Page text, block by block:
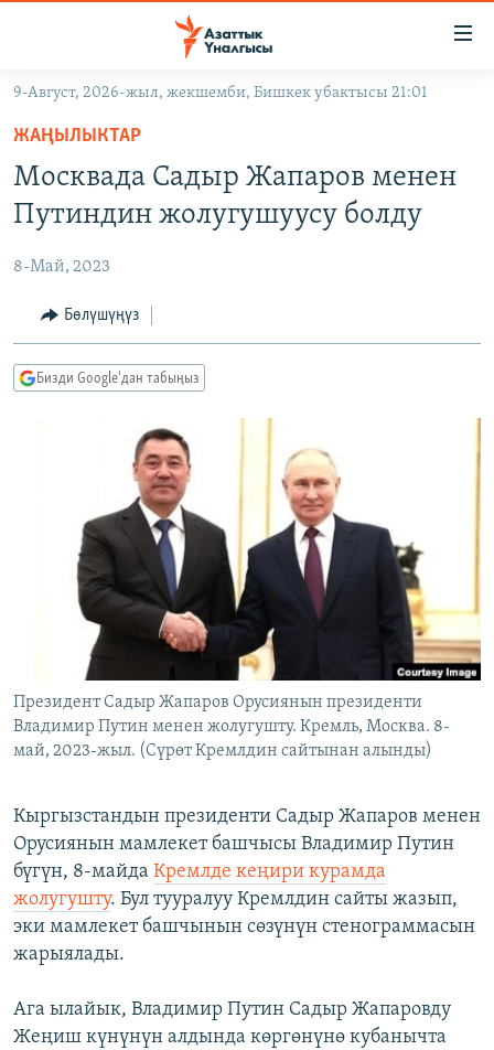
Навигацияга
өтүңүз
Издөөгө
салыңыз
ЭКОНОМИКА
МАДАНИЯТ
БОРБОР АЗИЯ
УКРАИНА
АТАЙЫН ИЛИКТӨӨ
ТВ ПРОГРАММАЛАР
ЭКСПЕРТТЕР ТАЛДАЙТ
БИЗ ЖАНА ДҮЙНӨ
ЭЖЕ-СИҢДИЛЕР
АЗАТТЫК+
ЫҢГАЙСЫЗ СУРООЛОР
ӨЗГӨЧӨ ПИКИР
ОНЛАЙН ШЕРИНЕ
ЭЕ/АРнун бардык сайттары
9-Август, 2026-жыл, жекшемби, Бишкек убактысы 21:01
ЖАҢЫЛЫКТАР
Москвада Садыр Жапаров менен
Путиндин жолугушуусу болду
8-Май, 2023
Бөлүшүңүз
Бизди Google'дан табыңыз
Президент Садыр Жапаров Орусиянын президенти
Владимир Путин менен жолугушту. Кремль, Москва. 8-
май, 2023-жыл. (Сүрөт Кремлдин сайтынан алынды)
Кыргызстандын президенти Садыр Жапаров менен
Орусиянын мамлекет башчысы Владимир Путин
бүгүн, 8-майда Кремлде кеңири курамда
жолугушту. Бул тууралуу Кремлдин сайты жазып,
эки мамлекет башчынын сөзүнүн стенограммасын
жарыялады.
Ага ылайык, Владимир Путин Садыр Жапаровду
Жеңиш күнүнүн алдында көргөнүнө кубанычта